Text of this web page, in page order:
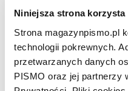
Niniejsza strona
Strona magazynpismo.pl
technologii pokrewnych.
przetwarzanych danych
PISMO oraz jej partnerzy
Masz przed sobą
udostępniliśmy Ci w